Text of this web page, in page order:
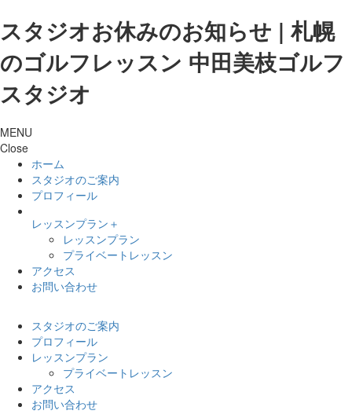
スタジオお休みのお知らせ | 札幌
のゴルフレッスン 中田美枝ゴルフ
スタジオ
MENU
Close
ホーム
スタジオのご案内
プロフィール
レッスンプラン ＋
レッスンプラン
プライベートレッスン
アクセス
お問い合わせ
スタジオのご案内
プロフィール
レッスンプラン
プライベートレッスン
アクセス
お問い合わせ